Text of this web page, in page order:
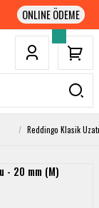
Reddingo Klasik